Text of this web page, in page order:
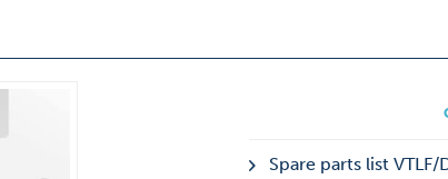
Spare parts list VTLF/